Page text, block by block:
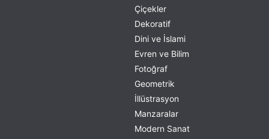
Çiçekler
Dekoratif
Dini ve İslami
Evren ve Bilim
Fotoğraf
Geometrik
İllüstrasyon
Manzaralar
Modern Sanat